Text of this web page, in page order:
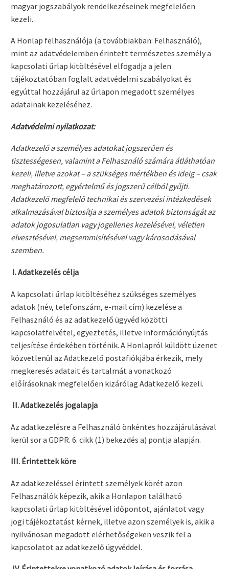
magyar jogszabályok rendelkezéseinek megfelelően
kezeli.
A Honlap felhasználója (a továbbiakban: Felhasználó),
mint az adatvédelemben érintett természetes személy a
kapcsolati űrlap kitöltésével elfogadja a jelen
tájékoztatóban foglalt adatvédelmi szabályokat és
egyúttal hozzájárul az űrlapon megadott személyes
adatainak kezeléséhez.
Adatvédelmi nyilatkozat:
Adatkezelő a személyes adatokat jogszerűen és
tisztességesen, valamint a Felhasználó számára átláthatóan
kezeli, illetve azokat – a szükséges mértékben és ideig – csak
meghatározott, egyértelmű és jogszerű célból gyűjti.
Adatkezelő megfelelő technikai és szervezési intézkedések
alkalmazásával biztosítja a személyes adatok biztonságát az
adatok jogosulatlan vagy jogellenes kezelésével, véletlen
elvesztésével, megsemmisítésével vagy károsodásával
szemben.
I. Adatkezelés célja
A kapcsolati űrlap kitöltéséhez szükséges személyes
adatok (név, telefonszám, e-mail cím) kezelése a
Felhasználó és az adatkezelő ügyvéd közötti
kapcsolatfelvétel, egyeztetés, illetve információnyújtás
teljesítése érdekében történik. A Honlapról küldött üzenet
közvetlenül az Adatkezelő postafiókjába érkezik, mely
megkeresés adatait és tartalmát a vonatkozó
előírásoknak megfelelően kizárólag Adatkezelő kezeli.
II. Adatkezelés jogalapja
Az adatkezelésre a Felhasználó önkéntes hozzájárulásával
kerül sor a GDPR. 6. cikk (1) bekezdés a) pontja alapján.
III. Érintettek köre
Az adatkezeléssel érintett személyek körét azon
Felhasználók képezik, akik a Honlapon található
kapcsolati űrlap kitöltésével időpontot, ajánlatot vagy
jogi tájékoztatást kérnek, illetve azon személyek is, akik a
nyilvánosan megadott elérhetőségeken veszik fel a
kapcsolatot az adatkezelő ügyvéddel.